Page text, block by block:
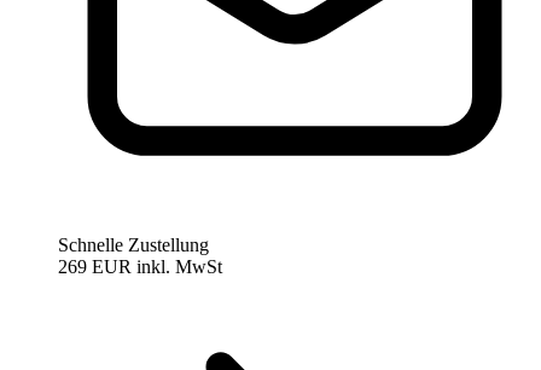
Schnelle Zustellung
269 EUR inkl. MwSt